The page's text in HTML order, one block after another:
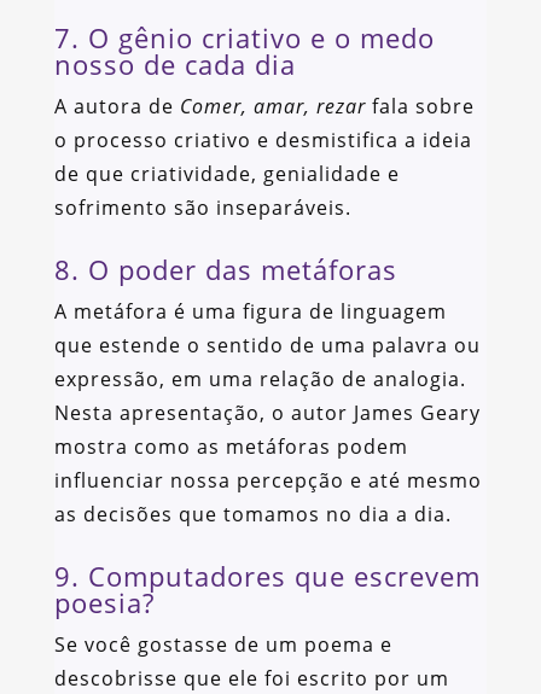
7. O gênio criativo e o medo
nosso de cada dia
A autora de Comer, amar, rezarfala sobre
o processo criativo e desmistifica a ideia
de que criatividade, genialidade e
sofrimento são inseparáveis.
8. O poder das metáforas
A metáfora é uma figura de linguagem
que estende o sentido de uma palavra ou
expressão, em uma relação de analogia.
Nesta apresentação, o autor James Geary
mostra como as metáforas podem
influenciar nossa percepção e até mesmo
as decisões que tomamos no dia a dia.
9. Computadores que escrevem
poesia?
Se você gostasse de um poema e
descobrisse que ele foi escrito por um